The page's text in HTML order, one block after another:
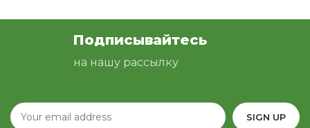
Подписывайтесь
на нашу рассылку